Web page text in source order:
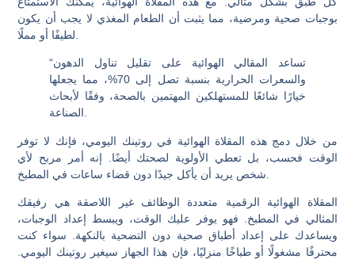
بوجبات صحية ومرضية، مما يثبت أن الطعام المغذي لا يجب أن يكون
“تساعد المقالي الهوائية على تقليل تناول الدهون
والسعرات الحرارية بنسبة تصل إلى 70%، مما يجعلها
خيارًا شائعًا للمستهلكين المهتمين بالصحة، وفقًا لأبحاث
الصناعة.
من خلال دمج هذه المقلاة الهوائية في روتينك اليومي، فإنك لا توفر
الوقت فحسب، بل تعطي الأولوية لصحتك أيضًا. إنه أمر مربح لأي
المقلاة الهوائية الرقمية متعددة الوظائف غير اللاصقة هي رفيقك
المثالي في المطبخ. فهو يوفر عليك الوقت، ويبسط إعداد الوجبات،
ويساعدك على إعداد أطباق صحية دون التضحية بالنكهة. سواء كنت
محترفًا مشغولًا أو طباخًا منزليًا، فإن هذا الجهاز سيغير روتينك اليومي.